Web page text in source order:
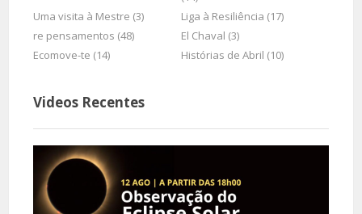
Uma visita à Mestre (3)
Liga à Resiliência (17)
re pensamentos (48)
El Chaval (3)
Ecomove-te (14)
Histórias de Abril (10)
Videos Recentes